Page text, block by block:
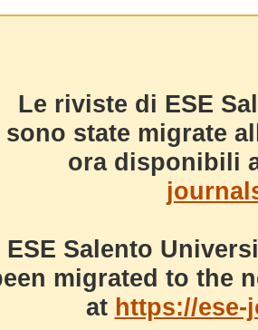
Le riviste di ESE
sono state migrate
ora disponibili
ESE Salento
migrated to the
at https://